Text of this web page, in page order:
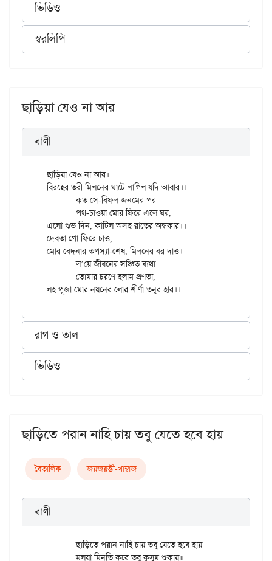
ভিডিও
স্বরলিপি
ছাড়িয়া যেও না আর
বাণী
ছাড়িয়া যেও না আর।
বিরহের তরী মিলনের ঘাটে লাগিল যদি আবার।।
	কত সে-বিফল জনমের পর
এলো শুভ দিন, কাটিল অসহ রাতের অন্ধকার।।
দেবতা গো ফিরে চাও,
মোর বেদনার তপস্যা-শেষ, মিলনের বর দাও।
	ল’য়ে জীবনের সঞ্চিত ব্যথা
রাগ ও তাল
ভিডিও
ছাড়িতে পরান নাহি চায় তবু যেতে হবে হায়
বৈতালিক জয়জয়ন্তী-খাম্বাজ
বাণী
	ছাড়িতে পরান নাহি চায় তবু যেতে হবে হায়
	মলয়া মিনতি করে তবু কুসুম শুকায়॥